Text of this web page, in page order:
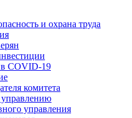
и охрана труда
COVID‑19
комитета
управления